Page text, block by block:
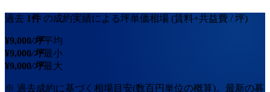
過去 1件 の成約実績による坪単価相場 (賃料+共益費 / 坪)
¥9,000/坪平均
¥9,000/坪最小
¥9,000/坪最大
※ 過去成約に基づく相場目安(数百円単位の概算)。最新の募